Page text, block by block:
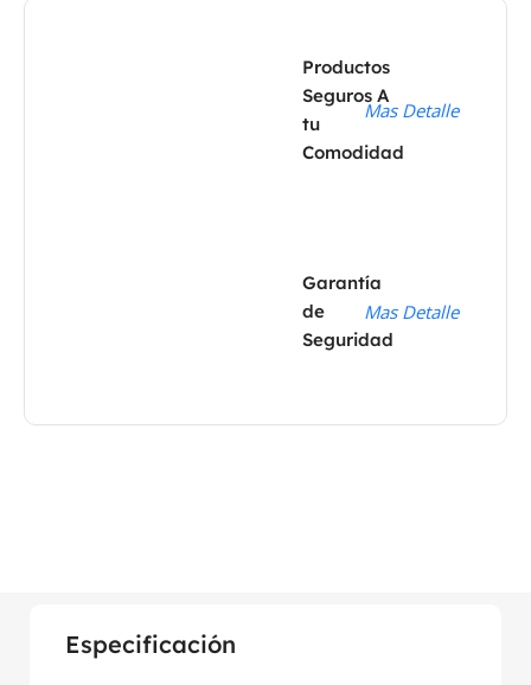
Productos
Seguros A
tu
Comodidad
Mas Detalle
Garantía
de
Seguridad
Mas Detalle
Especificación